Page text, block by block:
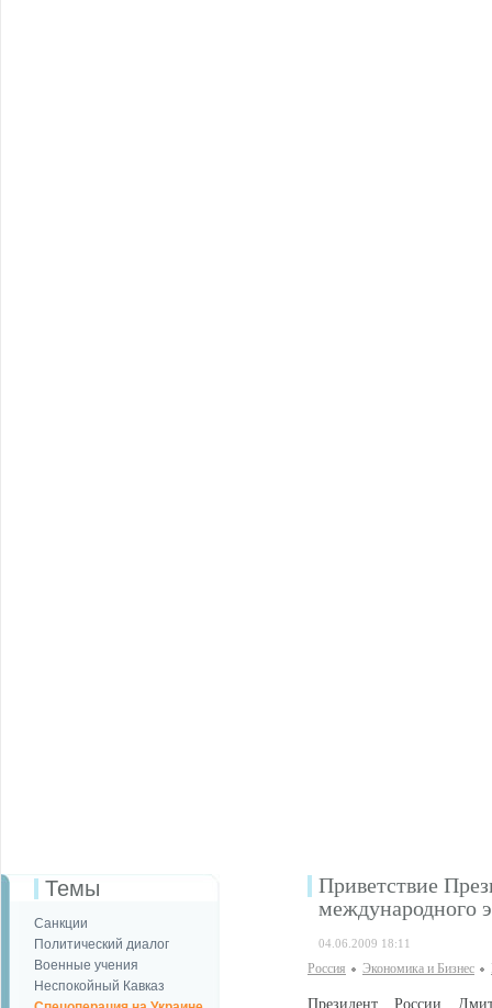
Темы
Санкции
Политический диалог
Военные учения
Неспокойный Кавказ
Приветствие
международного
04.06.2009 18:11
Россия Экономика и Бизнес
Президент России